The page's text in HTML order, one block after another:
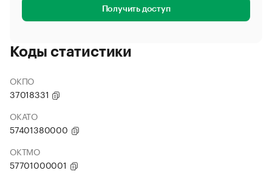
Получить доступ
Коды статистики
ОКПО
37018331
ОКАТО
57401380000
ОКТМО
57701000001